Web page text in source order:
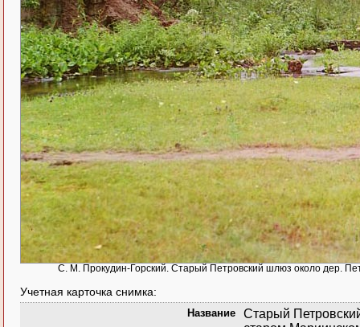
С. М. Прокудин-Горский. Старый Петровский шлюз около дер.
Учетная карточка снимка:
Название
Старый